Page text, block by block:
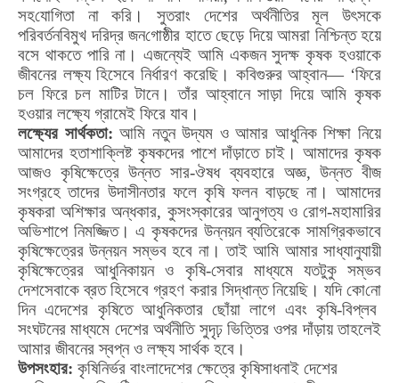
সহযোগিতা না করি। সুতরাং দেশের অর্থনীতির মূল উৎসকে
পরিবর্তনবিমুখ দরিদ্র জনগোষ্ঠীর হাতে ছেড়ে দিয়ে আমরা নিশ্চিন্ত হয়ে
বসে থাকতে পারি না। এজন্যেই আমি একজন সুদক্ষ কৃষক হওয়াকে
জীবনের লক্ষ্য হিসেবে নির্ধারণ করেছি। কবিগুরুর আহ্বান— ‘ফিরে
চল ফিরে চল মাটির টানে। তাঁর আহ্বানে সাড়া দিয়ে আমি কৃষক
হওয়ার লক্ষ্যে গ্রামেই ফিরে যাব।
লক্ষ্যের সার্থকতা: আমি নতুন উদ্যম ও আমার আধুনিক শিক্ষা নিয়ে
আমাদের হতাশাক্লিষ্ট কৃষকদের পাশে দাঁড়াতে চাই। আমাদের কৃষক
আজও কৃষিক্ষেত্রে উন্নত সার-ঔষধ ব্যবহারে অজ্ঞ,উন্নত বীজ
সংগ্রহে তাদের উদাসীনতার ফলে কৃষি ফলন বাড়ছে না। আমাদের
কৃষকরা অশিক্ষার অন্ধকার, কুসংস্কারের আনুগত্য ওরোগ-মহামারির
অভিশাপে নিমজ্জিত। এ কৃষকদের উন্নয়ন ব্যতিরেকে সামগ্রিকভাবে
কৃষিক্ষেত্রের উন্নয়ন সম্ভব হবে না। তাই আমি আমার সাধ্যানুযায়ী
কৃষিক্ষেত্রের আধুনিকায়ন ও কৃষি-সেবার মাধ্যমে যতটুকু সম্ভব
দেশসেবাকে ব্রত হিসেবে গ্রহণ করার সিদ্ধান্ত নিয়েছি। যদি কোনো
দিন এদেশের কৃষিতে আধুনিকতার ছোঁয়া লাগে এবং কৃষি-বিপ্লব
সংঘটনের মাধ্যমে দেশের অর্থনীতি সুদৃঢ় ভিত্তির ওপর দাঁড়ায় তাহলেই
আমার জীবনের স্বপ্ন ও লক্ষ্য সার্থক হবে।
উপসংহার: কৃষিনির্ভর বাংলাদেশের ক্ষেত্রে কৃষিসাধনাই দেশের